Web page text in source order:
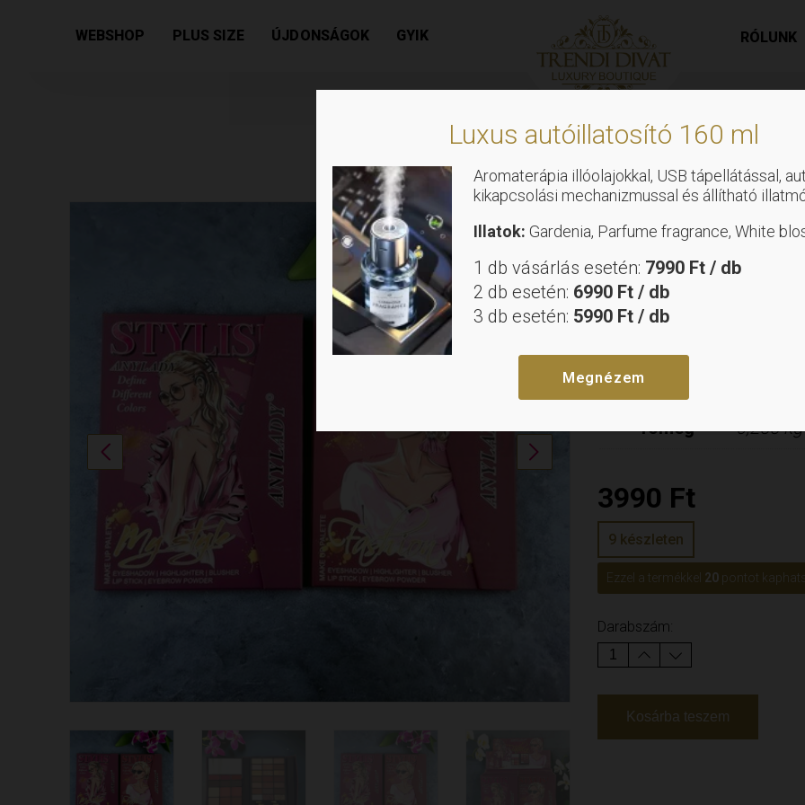
WEBSHOP PLUS SIZE ÚJDONSÁGOK GYIK RÓLUNK
Previous Next
“Anylady
(33)
További
Tömeg 0,255 kg
3990 Ft
9 készleten
Ezzel a termékkel 20pontot
Darabszám:
Kosárba teszem
Luxus autóillatosító 160 ml
Aromaterápia illóolajokkal, USB tápellátással,
kikapcsolási mechanizmussal és állítható
Illatok: Gardenia, Parfume fragrance, White
1 db vásárlás esetén: 7990 Ft / db
2 db esetén: 6990 Ft / db
3 db esetén: 5990 Ft / db
Megnézem